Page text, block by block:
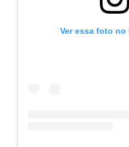
Ver essa foto no